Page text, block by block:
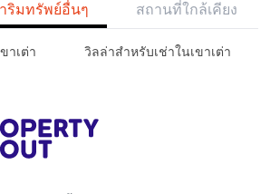
ริมทรัพย์อื่นๆ สถานที่ใกล้เคียง
าเต่า วิลล่าสำหรับเช่าในเขาเต่า